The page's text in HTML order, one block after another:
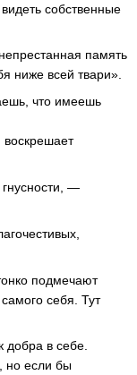
собственные
память
ниже всей твари».
что имеешь
—
подмечают
себя. Тут
добра в себе.
но если бы